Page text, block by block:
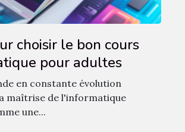
choisir le bon cours
pour adultes
en constante évolution
maîtrise de l'informatique
une...